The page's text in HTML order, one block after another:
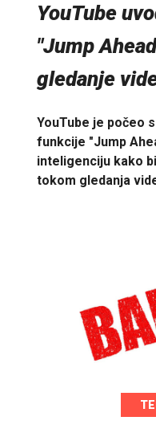
YouTube
"Jump
gledanje
YouTube je počeo
funkcije "Jump
inteligenciju kako
tokom gledanja